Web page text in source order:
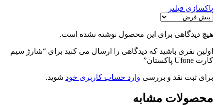
پاکسازی فیلتر
هیچ دیدگاهی برای این محصول نوشته نشده است.
اولین نفری باشید که دیدگاهی را ارسال می کنید برای “شارژ سیم
کارت Ufone پاکستان”
برای ثبت نقد و بررسی وارد حساب کاربری خود شوید.
محصولات مشابه